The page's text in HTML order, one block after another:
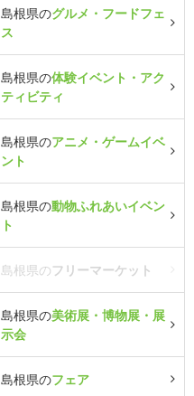
島根県のグルメ・フードフェ
ス
島根県の体験イベント・アク
ティビティ
島根県のアニメ・ゲームイベ
ント
島根県の動物ふれあいイベン
ト
島根県のフリーマーケット
島根県の美術展・博物展・展
示会
島根県のフェア